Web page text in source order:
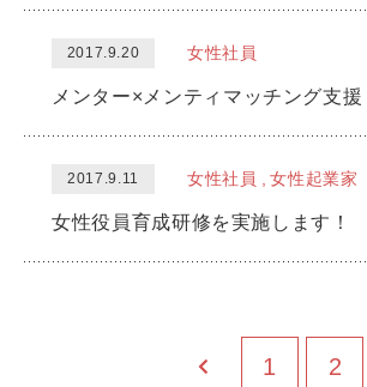
2017.9.20 女性社員
メンター×メンティマッチング支
2017.9.11 女性社員 女性起業家
女性役員育成研修を実施します！
1 2